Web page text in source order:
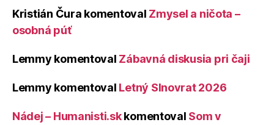
Kristián Čura komentoval Zmysel a ničota –
osobná púť
Lemmy komentoval Zábavná diskusia pri čaji
Lemmy komentoval Letný Slnovrat 2026
Nádej – Humanisti.skkomentoval Som v